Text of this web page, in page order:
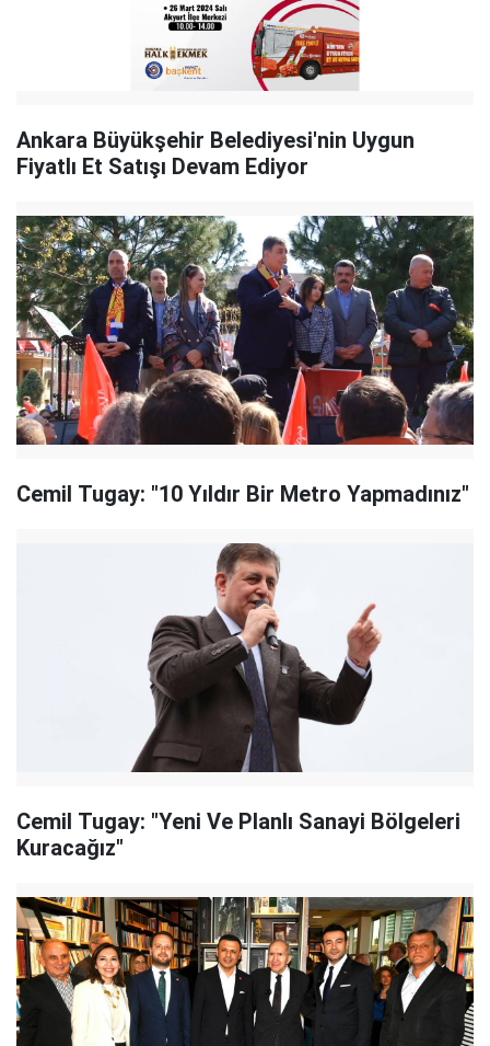
Ankara Büyükşehir Belediyesi'nin Uygun
Fiyatlı Et Satışı Devam Ediyor
Cemil Tugay: "10 Yıldır Bir Metro Yapmadınız"
Cemil Tugay: "Yeni Ve Planlı Sanayi Bölgeleri
Kuracağız"